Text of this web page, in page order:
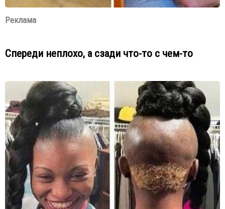
Реклама
Спереди неплохо, а сзади что-то с чем-то